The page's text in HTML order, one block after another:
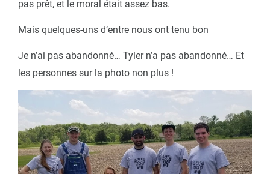
pas prêt, et le moral était assez bas.
Mais quelques-uns d’entre nous ont tenu bon
Je n’ai pas abandonné… Tyler n’a pas abandonné… Et
les personnes sur la photo non plus !